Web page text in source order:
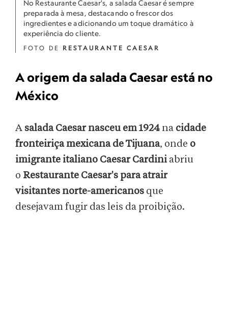
No Restaurante Caesar's, a salada Caesar é sempre
preparada à mesa, destacando o frescor dos
ingredientes e adicionando um toque dramático à
experiência do cliente.
FOTO DE RESTAURANTE CAESAR
A origem da salada Caesar está no
México
A salada Caesar nasceu em 1924 na cidade
fronteiriça mexicana de Tijuana, onde o
imigrante italiano Caesar Cardiniabriu
o Restaurante Caesar's para atrair
visitantes norte-americanos que
desejavam fugir das leis da proibição.